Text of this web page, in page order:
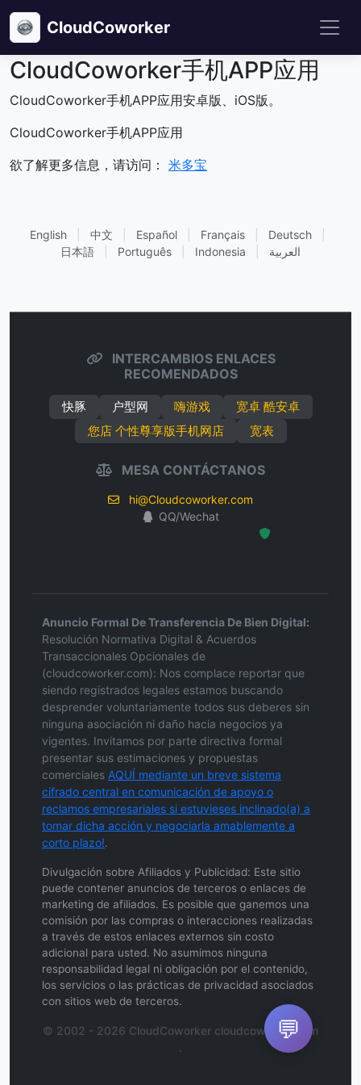
CloudCoworker
CloudCoworker手机APP应用
CloudCoworker手机APP应用安卓版、iOS版。
CloudCoworker手机APP应用
欲了解更多信息，请访问： 米多宝
English 中文 Español Français Deutsch
日本語
Português Indonesia العربية
INTERCAMBIOS ENLACES
RECOMENDADOS
快豚 户型网 嗨游戏
宽卓 酷安卓
您店 个性尊享版手机网店
宽表
MESA CONTÁCTANOS
hi@Cloudcoworker.com
QQ/Wechat
Anuncio Formal De Transferencia De Bien Digital:
Resolución Normativa Digital & Acuerdos
Transaccionales Opcionales de
(cloudcoworker.com): Nos complace reportar que
siendo registrados legales estamos buscando
desprender voluntariamente todos sus deberes sin
ninguna asociación ni daño hacia negocios ya
vigentes. Invitamos por parte directiva formal
presentar sus estimaciones y propuestas
comerciales AQUÍ mediante un breve sistema
cifrado central en comunicación de apoyo o
reclamos empresariales si estuvieses inclinado(a) a
tomar dicha acción y negociarla amablemente a
corto plazo!.
Divulgación sobre Afiliados y Publicidad: Este sitio
puede contener anuncios de terceros o enlaces de
marketing de afiliados. Es posible que ganemos una
comisión por las compras o interacciones realizadas
a través de estos enlaces externos sin costo
adicional para usted. No asumimos ninguna
responsabilidad legal ni obligación por el contenido,
los servicios o las prácticas de privacidad asociados
con sitios web de terceros.
© 2002 - 2026 CloudCoworker cloudcoworker.com
.
💬